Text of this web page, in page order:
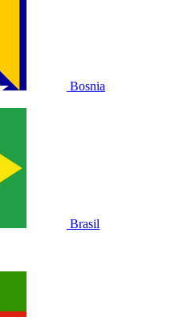
Bosnia
Brasil